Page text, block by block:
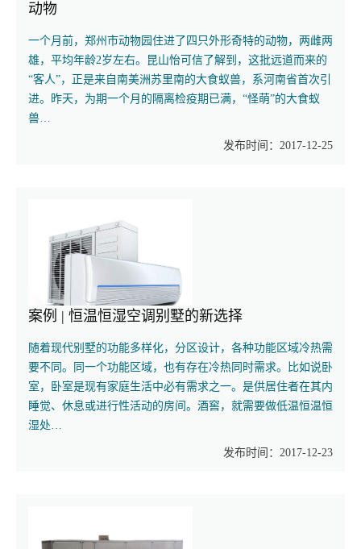
动物
一个月前，郑州市动物园住进了四只外形奇特的动物，两雌两
雄，平均年龄2岁左右。昆山怡可信了解到，这批远道而来的
“客人”，正是来自南美洲苏里南的大食蚁兽，系河南省首次引
进。昨天，为期一个月的隔离检疫期已满，“怪萌”的大食蚁
兽…
发布时间：2017-12-25
案例 | 恒温恒湿空调别墅的新选择
随着现代别墅的功能多样化，分区设计，各种功能区域冷热需
要不同。同一个功能区域，也有存在冷热同时需求。比如说卧
室，卧室是现有家庭生活中必有需求之一。是供居住者在其内
睡觉、休息或进行性活动的房间。酒窖，就需要做低温恒温恒
湿处…
发布时间：2017-12-23